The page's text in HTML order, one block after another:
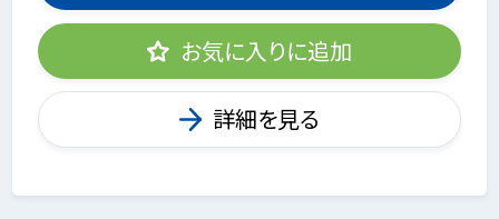
お気に入りに追加
詳細を見る